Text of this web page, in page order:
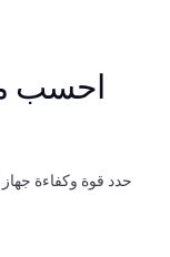
احسب
حدد قوة وكفاءة